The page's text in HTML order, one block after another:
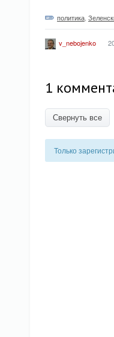
политика
v_nebojenko
1
Свернуть все
Только